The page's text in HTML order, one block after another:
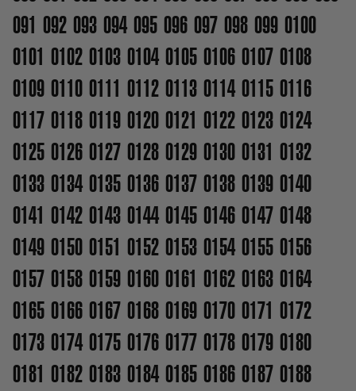
091 092 093 094 095 096 097 098 099 0100
0101 0102 0103 0104 0105 0106 0107 0108
0109 0110 0111 0112 0113 0114 0115 0116
0117 0118 0119 0120 0121 0122 0123 0124
0125 0126 0127 0128 0129 0130 0131 0132
0133 0134 0135 0136 0137 0138 0139 0140
0141 0142 0143 0144 0145 0146 0147 0148
0149 0150 0151 0152 0153 0154 0155 0156
0157 0158 0159 0160 0161 0162 0163 0164
0165 0166 0167 0168 0169 0170 0171 0172
0173 0174 0175 0176 0177 0178 0179 0180
0181 0182 0183 0184 0185 0186 0187 0188